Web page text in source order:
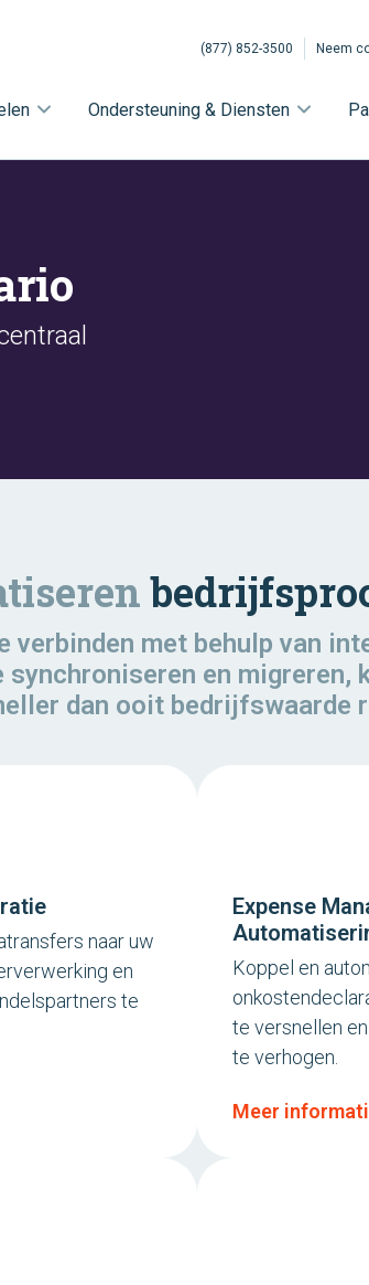
(877) 852-3500 Neem
Ondersteuning & Diensten
verbinden met behulp van
en migreren,
dan ooit bedrijfswaarde
naar uw
en
te
Expense
Koppel en
te versnellen
te verhogen.
Meer